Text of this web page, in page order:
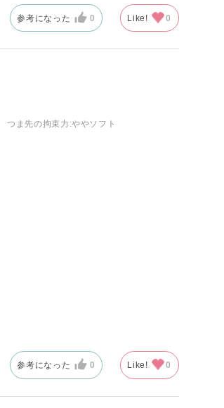
参考になった 0 Like! 0
つま先の拘束力 :ややソフト
参考になった 0 Like! 0